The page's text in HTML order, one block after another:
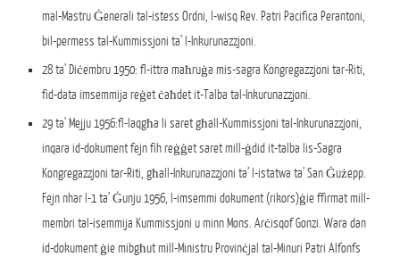
mal-Mastru Ġenerali tal-istess Ordni, l-wisq Rev. Patri Pacifica Perantoni,
bil-permess tal-Kummissjoni ta’ l-Inkurunazzjoni.
28 ta’ Diċembru 1950: fl-ittra maħruġa mis-sagra Kongregazzjoni tar-Riti,
fid-data imsemmija reġet ċaħdet it-Talba tal-Inkurunazzjoni.
29 ta’ Mejju 1956:fl-laqgħa li saret għall-Kummissjoni tal-Inkurunazzjoni,
inqara id-dokument fejn fih reġġet saret mill-ġdid it-talba lis-Sagra
Kongregazzjoni tar-Riti, għall-Inkurunazzjoni ta’ l-istatwa ta’ San Ġużepp.
Fejn nhar l-1 ta’ Ġunju 1956, l-imsemmi dokument (rikors)ġie ffirmat mill-
membri tal-isemmija Kummissjoni u minn Mons. Arċisqof Gonzi. Wara dan
id-dokument ġie mibgħut mill-Ministru Provinċjal tal-Minuri Patri Alfonfs